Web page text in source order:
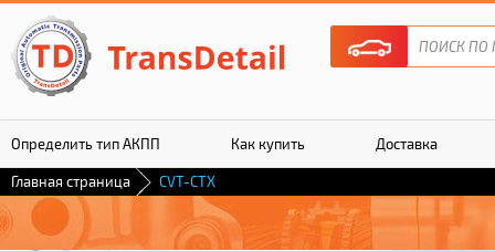
Определить тип АКПП Как купить Доставка
Гарантия
Главная страница CVT-CTX